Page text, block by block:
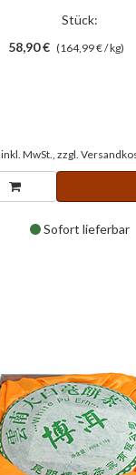
Stück:
58,90 € (164,99 € / kg)
inkl. MwSt., zzgl.
Sofort lieferbar